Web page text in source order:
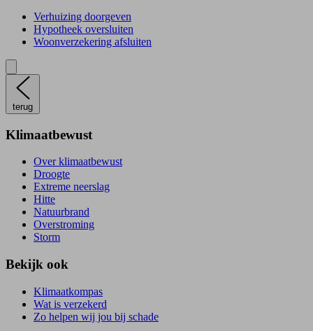
Verhuizing doorgeven
Hypotheek oversluiten
Woonverzekering afsluiten
terug
Klimaatbewust
Over klimaatbewust
Droogte
Extreme neerslag
Hitte
Natuurbrand
Overstroming
Storm
Bekijk ook
Klimaatkompas
Wat is verzekerd
Zo helpen wij jou bij schade